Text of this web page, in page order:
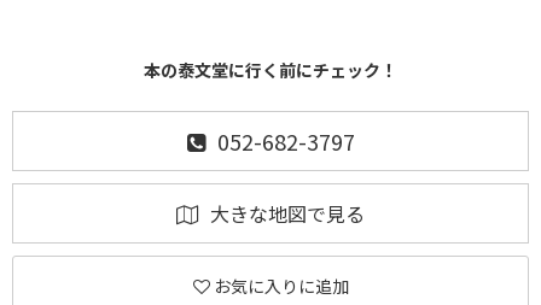
本の泰文堂に行く前にチェック！
052-682-3797
大きな地図で見る
お気に入りに追加